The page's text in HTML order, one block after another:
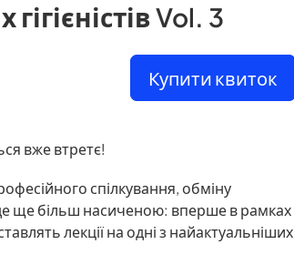
Vol. 3
Купити квиток
вже втретє!
спілкування, обміну
ще більш насиченою: вперше в рамках
лекції на одні з найактуальніших